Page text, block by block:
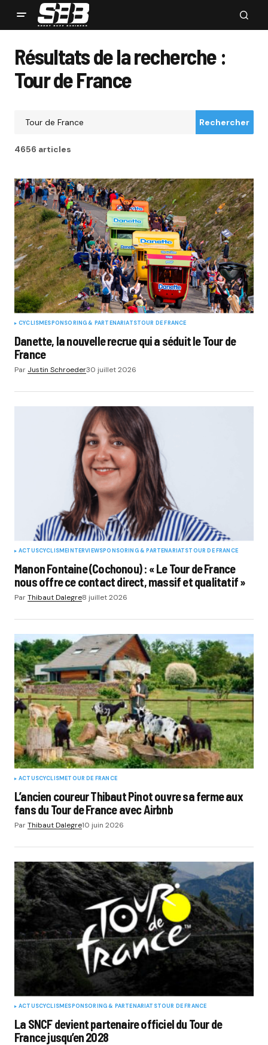
Résultats de la recherche :
Tour de France
Rechercher
4656 articles
CYCLISMESPONSORING & PARTENARIATSTOUR DE FRANCE
Danette, la nouvelle recrue qui a séduit le Tour de
France
Par Justin Schroeder30 juillet 2026
ACTUSCYCLISMEINTERVIEWSPONSORING & PARTENARIATSTOUR DE FRANCE
Manon Fontaine (Cochonou) : « Le Tour de France
nous offre ce contact direct, massif et qualitatif »
ParThibaut Dalegre8 juillet 2026
ACTUSCYCLISMETOUR DE FRANCE
L’ancien coureur Thibaut Pinot ouvre sa ferme aux
fans du Tour de France avec Airbnb
ParThibaut Dalegre10 juin 2026
ACTUSCYCLISMESPONSORING & PARTENARIATSTOUR DE FRANCE
La SNCF devient partenaire officiel du Tour de
France jusqu’en 2028